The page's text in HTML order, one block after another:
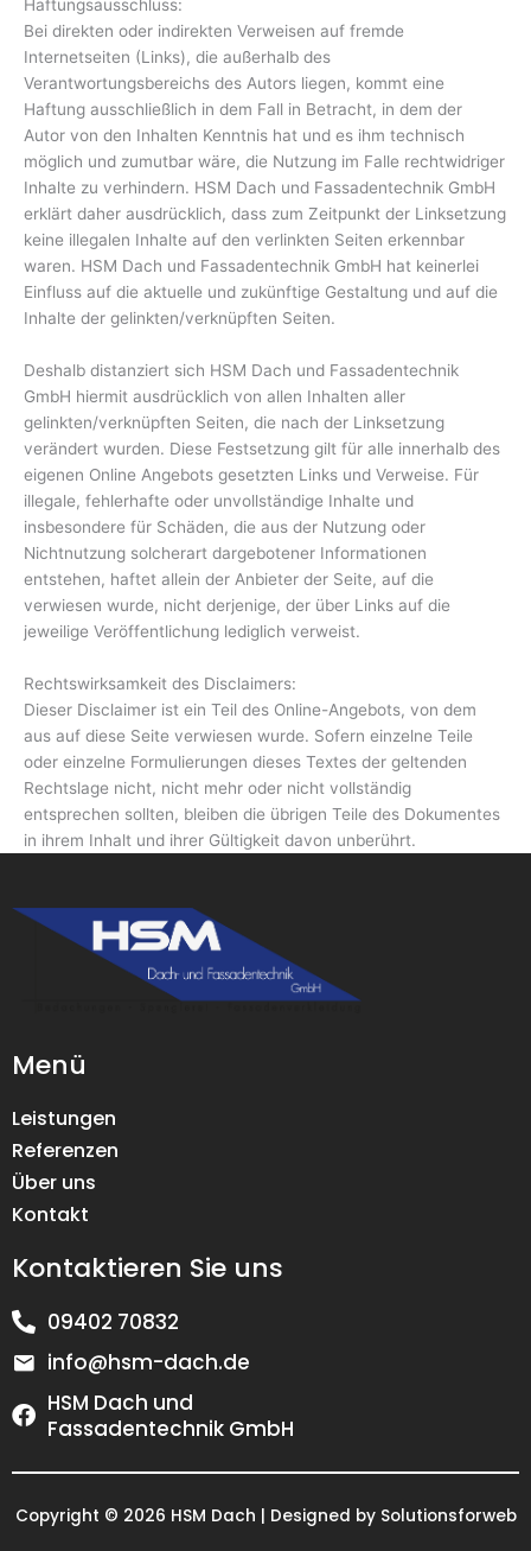
Haftungsausschluss:
Bei direkten oder indirekten Verweisen auf fremde
Internetseiten (Links), die außerhalb des
Verantwortungsbereichs des Autors liegen, kommt eine
Haftung ausschließlich in dem Fall in Betracht, in dem der
Autor von den Inhalten Kenntnis hat und es ihm technisch
möglich und zumutbar wäre, die Nutzung im Falle rechtwidriger
Inhalte zu verhindern. HSM Dach und Fassadentechnik GmbH
erklärt daher ausdrücklich, dass zum Zeitpunkt der Linksetzung
keine illegalen Inhalte auf den verlinkten Seiten erkennbar
waren. HSM Dach und Fassadentechnik GmbH hat keinerlei
Einfluss auf die aktuelle und zukünftige Gestaltung und auf die
Inhalte der gelinkten/verknüpften Seiten.
Deshalb distanziert sich HSM Dach und Fassadentechnik
GmbH hiermit ausdrücklich von allen Inhalten aller
gelinkten/verknüpften Seiten, die nach der Linksetzung
verändert wurden. Diese Festsetzung gilt für alle innerhalb des
eigenen Online Angebots gesetzten Links und Verweise. Für
illegale, fehlerhafte oder unvollständige Inhalte und
insbesondere für Schäden, die aus der Nutzung oder
Nichtnutzung solcherart dargebotener Informationen
entstehen, haftet allein der Anbieter der Seite, auf die
verwiesen wurde, nicht derjenige, der über Links auf die
jeweilige Veröffentlichung lediglich verweist.
Rechtswirksamkeit des Disclaimers:
Dieser Disclaimer ist ein Teil des Online-Angebots, von dem
aus auf diese Seite verwiesen wurde. Sofern einzelne Teile
oder einzelne Formulierungen dieses Textes der geltenden
Rechtslage nicht, nicht mehr oder nicht vollständig
entsprechen sollten, bleiben die übrigen Teile des Dokumentes
in ihrem Inhalt und ihrer Gültigkeit davon unberührt.
Menü
Leistungen
Referenzen
Über uns
Kontakt
Kontaktieren Sie uns
09402 70832
info@hsm-dach.de
HSM Dach und
Fassadentechnik GmbH
Copyright © 2026 HSM Dach | Designed by Solutionsforweb